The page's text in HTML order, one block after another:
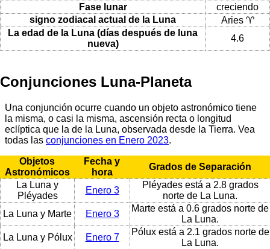
Fase lunar
creciendo
signo zodiacal actual de la Luna
Aries ♈
La edad de la Luna (días después de luna
nueva)
4.6
Conjunciones Luna-Planeta
Una conjunción ocurre cuando un objeto astronómico tiene
la misma, o casi la misma, ascensión recta o longitud
eclíptica que la de la Luna, observada desde la Tierra. Vea
todas las conjunciones en Enero 2023.
Objetos
Astronómicos
Fecha y
hora
Grados de Separación
La Luna y
Pléyades
Enero 3
Pléyades está a 2.8 grados
norte de La Luna.
La Luna y Marte
Enero 3
Marte está a 0.6 grados norte de
La Luna.
La Luna y Pólux
Enero 7
Pólux está a 2.1 grados norte de
La Luna.